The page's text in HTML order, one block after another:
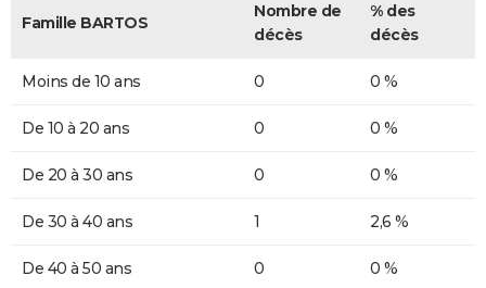
Famille BARTOS
Nombre de
décès
% des
décès
Moins de 10 ans 0 0 %
De 10 à 20 ans 0 0 %
De 20 à 30 ans 0 0 %
De 30 à 40 ans 1 2,6 %
De 40 à 50 ans 0 0 %